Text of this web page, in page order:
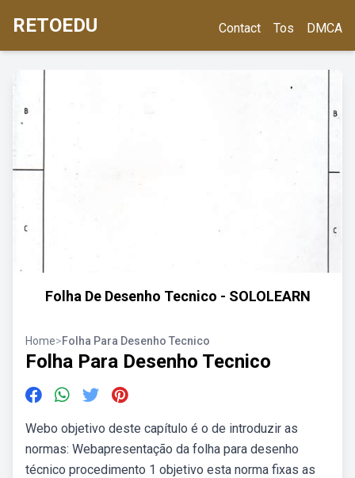
RETOEDU Contact Tos DMCA
Folha De Desenho Tecnico - SOLOLEARN
Home>Folha Para Desenho Tecnico
Folha Para Desenho Tecnico
Webo objetivo deste capítulo é o de introduzir as
normas: Webapresentação da folha para desenho
técnico procedimento 1 objetivo esta norma fixas as